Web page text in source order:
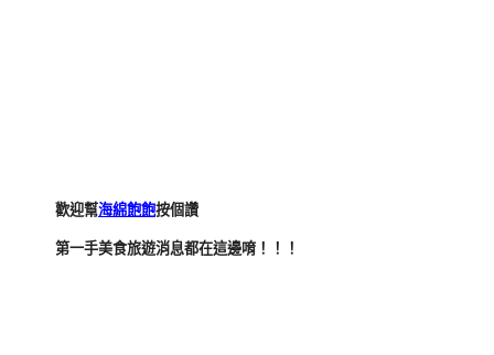
歡迎幫海綿飽飽按個讚
第一手美食旅遊消息都在這邊唷！！！